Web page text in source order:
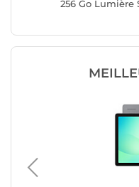
256 Go Lumière